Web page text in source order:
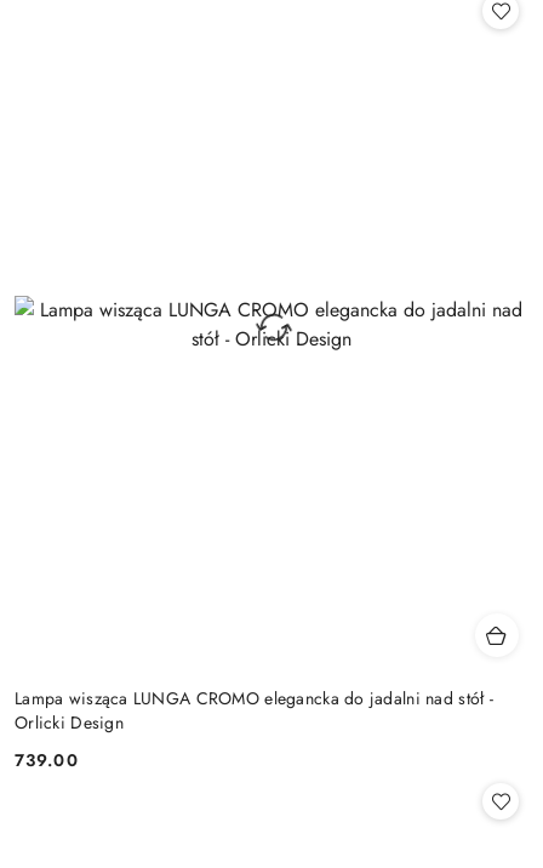
Lampa wisząca LUNGA CROMO elegancka do jadalni nad stół -
Orlicki Design
Cena:
739.00